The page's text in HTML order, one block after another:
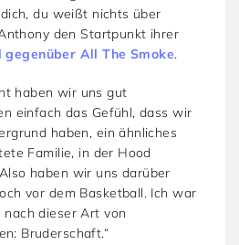
du weißt nichts über
den Startpunkt ihrer
gegenüber All The Smoke.
haben wir uns gut
einfach das Gefühl, dass wir
haben, ein ähnliches
Familie, in der Hood
haben wir uns darüber
vor dem Basketball. Ich war
dieser Art von
Bruderschaft.“